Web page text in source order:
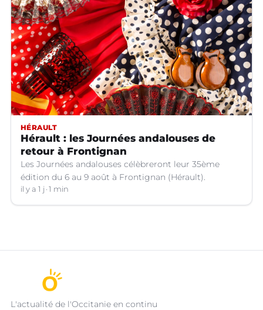
HÉRAULT
Hérault : les Journées andalouses de
retour à Frontignan
Les Journées andalouses célèbreront leur 35ème
édition du 6 au 9 août à Frontignan (Hérault).
il y a 1 j 1 min
L'actualité de l'Occitanie en continu